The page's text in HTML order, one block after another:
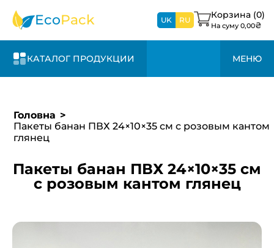
EcoPack UK RU Корзина (0)
На суму 0,00₴
КАТАЛОГ ПРОДУКЦИИ МЕНЮ
ближайшее время
к стоимости
Головна
Пакеты банан ПВХ 24×10×35 см с розовым кантом
глянец
Пакеты банан ПВХ 24×10×35 см
с розовым кантом глянец